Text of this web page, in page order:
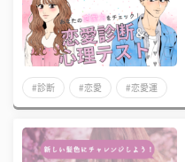
#診断 #恋愛 #恋愛運